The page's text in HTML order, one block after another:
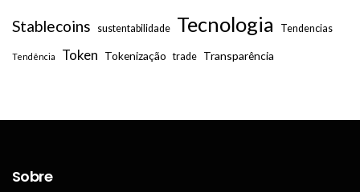
Stablecoins sustentabilidade Tecnologia Tendencias
Tendência Token Tokenização trade Transparência
Sobre